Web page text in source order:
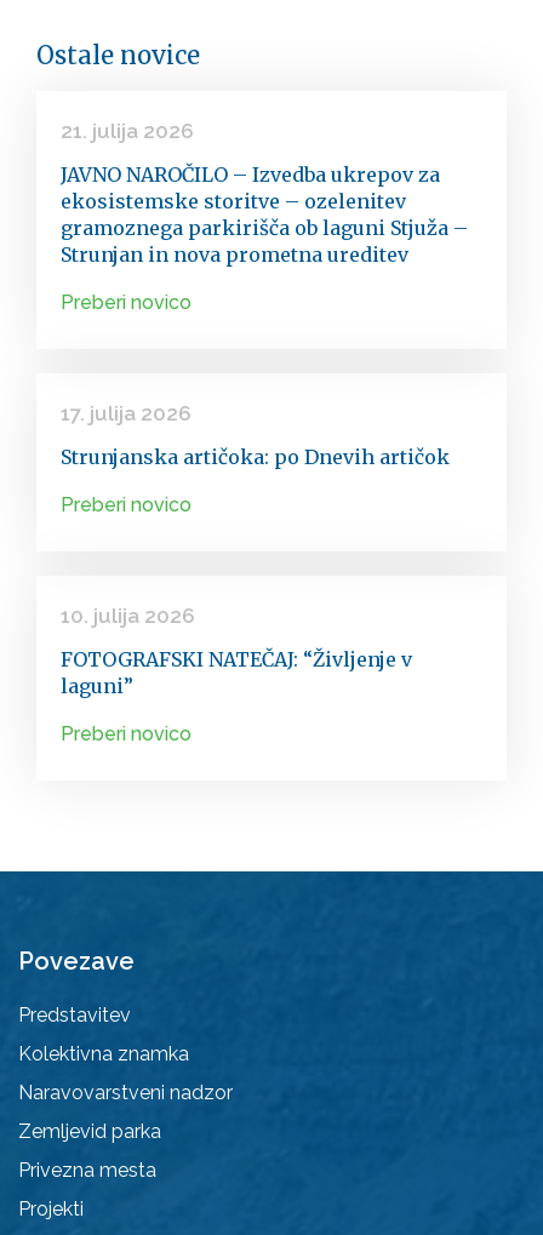
Ostale novice
21. julija 2026
JAVNO NAROČILO – Izvedba ukrepov za
ekosistemske storitve – ozelenitev
gramoznega parkirišča ob laguni Stjuža –
Strunjan in nova prometna ureditev
Preberi novico
17. julija 2026
Strunjanska artičoka: po Dnevih artičok
Preberi novico
10. julija 2026
FOTOGRAFSKI NATEČAJ: “Življenje v
laguni”
Preberi novico
Povezave
Predstavitev
Kolektivna znamka
Naravovarstveni nadzor
Zemljevid parka
Privezna mesta
Projekti